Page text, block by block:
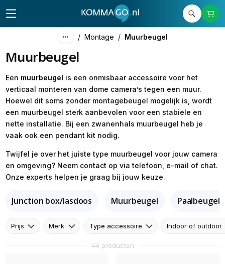
/ Montage / Muurbeugel
Muurbeugel
Een muurbeugel is een onmisbaar accessoire voor het
verticaal monteren van dome camera’s tegen een muur.
Hoewel dit soms zonder montagebeugel mogelijk is, wordt
een muurbeugel sterk aanbevolen voor een stabiele en
nette installatie. Bij een zwanenhals muurbeugel heb je
vaak ook een pendant kit nodig.
Twijfel je over het juiste type muurbeugel voor jouw camera
en omgeving? Neem contact op via telefoon, e-mail of chat.
Onze experts helpen je graag bij jouw keuze.
Junction box/lasdoos Muurbeugel Paalbeugel
Prijs Merk Type accessoire Indoor of outdoor
44 producten